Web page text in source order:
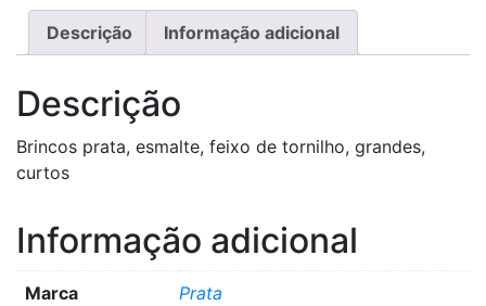
Descrição Informação adicional
Descrição
Brincos prata, esmalte, feixo de tornilho, grandes,
curtos
Informação adicional
Marca Prata